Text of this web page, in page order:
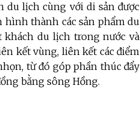
du lịch cùng với di sản được
hình thành các sản phẩm du
khách du lịch trong nước và
kết vùng, liên kết các điểm
từ đó góp phần thúc đẩy
bằng sông Hồng.